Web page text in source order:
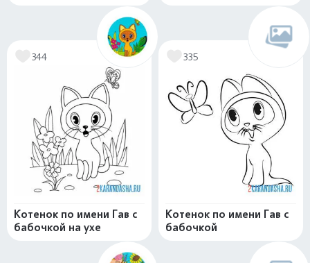
344
Котенок по имени Гав с
бабочкой на ухе
335
Котенок по имени Гав с
бабочкой